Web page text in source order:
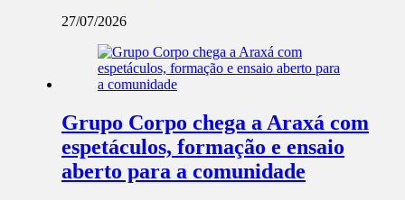
27/07/2026
Grupo Corpo chega a Araxá com
espetáculos, formação e ensaio
aberto para a comunidade